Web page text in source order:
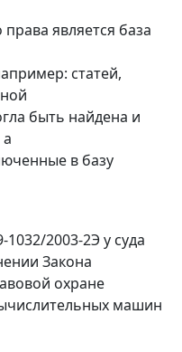
является база
статей,
быть найдена и
в базу
1032/2003-2Эу суда
Закона
охране
машин